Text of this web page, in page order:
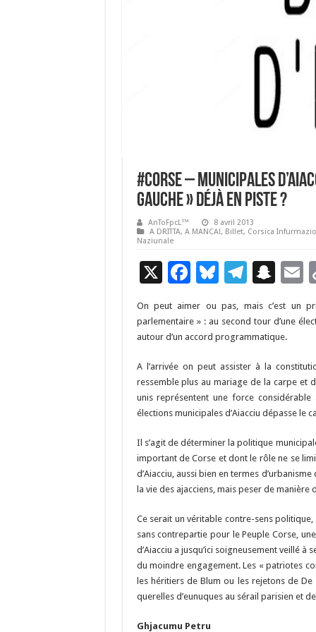
#Corse – Municipales
gauche » déjà en piste ?
AnToFpcL™
8 avril 2013
A DRITTA, A MANCA! , Billet, Corsica
Naziunale
X
F
e
b
o
o
k
Bl
es
ky
T
el
e
gr
a
m
S
a
p
c
h
at
E
On peut aimer ou pas, mais c’est un
parlementaire » : au second tour d’une
autour d’un accord programmatique.
A l’arrivée on peut assister à la
ressemble plus au mariage de la carpe et
unis représentent une force considérable
élections municipales d’Aiacciu dépasse le
Il s’agit de déterminer la politique
important de Corse et dont le rôle ne se
d’Aiacciu, aussi bien en termes
la vie des ajacciens, mais peser de
Ce serait un véritable contre-sens
sans contrepartie pour le Peuple Corse,
d’Aiacciu a jusqu’ici soigneusement veillé
du moindre engagement. Les « patriotes
les héritiers de Blum ou les rejetons de
querelles d’eunuques au sérail parisien et
Ghjacumu Petru